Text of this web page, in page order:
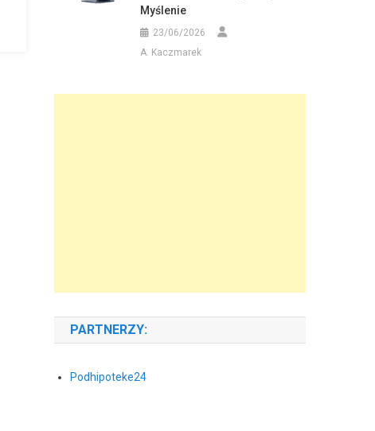
Myślenie
23/06/2026
A. Kaczmarek
PARTNERZY:
Podhipoteke24